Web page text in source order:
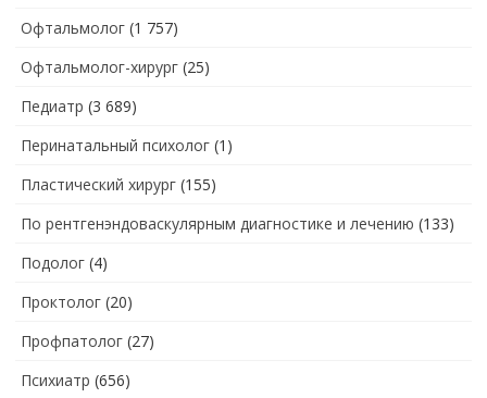
Офтальмолог (1 757)
Офтальмолог-хирург (25)
Педиатр (3 689)
Перинатальный психолог (1)
Пластический хирург (155)
По рентгенэндоваскулярным диагностике и лечению (133)
Подолог (4)
Проктолог (20)
Профпатолог (27)
Психиатр (656)